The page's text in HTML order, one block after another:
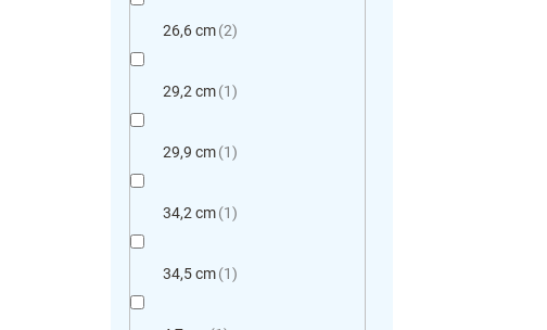
26,6 cm 2
29,2 cm 1
29,9 cm 1
34,2 cm 1
34,5 cm 1